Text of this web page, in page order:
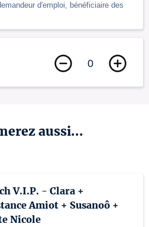
d'emploi, bénéficiaire des
0
aussi...
V.I.P. - Clara +
Amiot + Susanoô +
Nicole